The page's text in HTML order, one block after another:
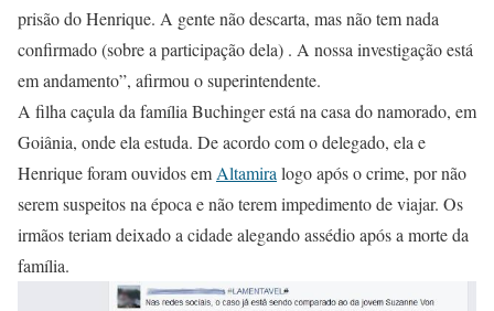
prisão do Henrique. A gente não descarta, mas não tem nada
confirmado (sobre a participação dela) . A nossa investigação está
em andamento”, afirmou o superintendente.
A filha caçula da família Buchinger está na casa do namorado, em
Goiânia, onde ela estuda. De acordo com o delegado, ela e
Henrique foram ouvidos em Altamira logo após o crime, por não
serem suspeitos na época e não terem impedimento de viajar. Os
irmãos teriam deixado a cidade alegando assédio após a morte da
família.